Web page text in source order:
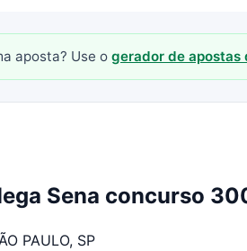
aposta? Use o gerador de apostas
Sena concurso
PAULO, SP